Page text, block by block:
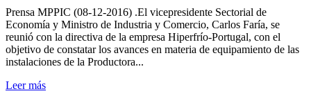
Prensa MPPIC (08-12-2016) .El vicepresidente Sectorial de
Economía y Ministro de Industria y Comercio, Carlos Faría, se
reunió con la directiva de la empresa Hiperfrío-Portugal, con el
objetivo de constatar los avances en materia de equipamiento de las
instalaciones de la Productora...
Leer más